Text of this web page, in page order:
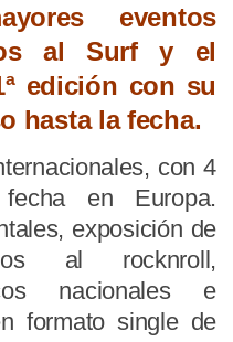
eventos
al Surf y el
edición con su
hasta la fecha.
con 4
en Europa.
exposición de
al rocknroll,
nacionales e
formato single de